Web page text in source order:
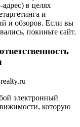
в целях
и
и обзоров. Если вы
покиньте сайт.
электронный
которую